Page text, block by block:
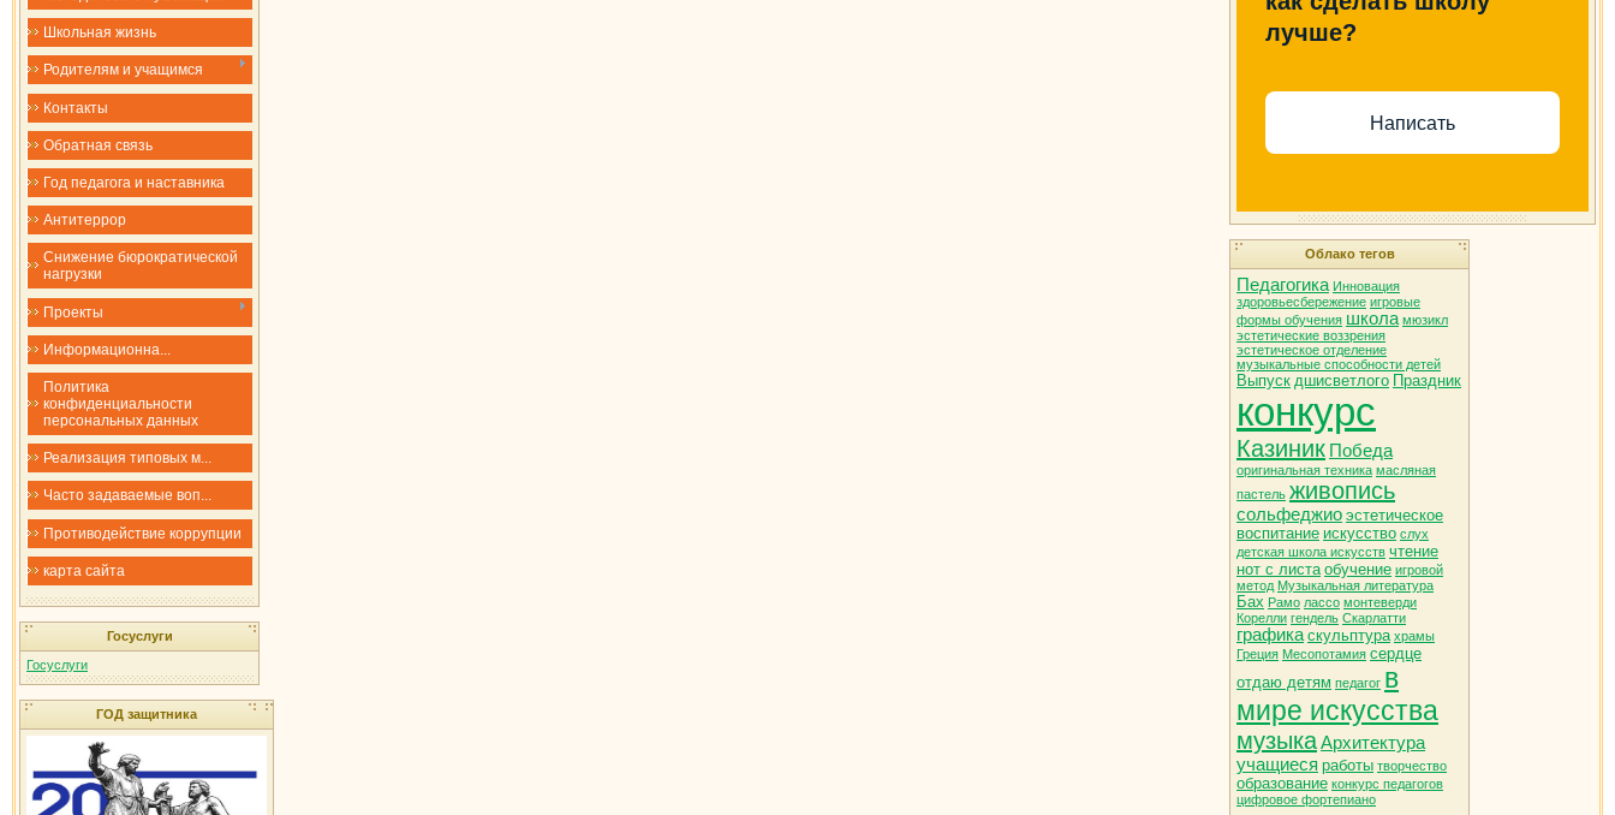
Школьная жизнь
Родителям и учащимся
Контакты
Обратная связь
Год педагога и наставника
Антитеррор
Снижение бюрократической
нагрузки
Проекты
​​​​​​​Информационна...
Политика
конфиденциальности
персональных данных
Реализация типовых м...
Часто задаваемые воп...
Противодействие коррупции
карта сайта
Госуслуги
Госуслуги
ГОД защитника
лучше?
Написать
Облако тегов
Педагогика Инновация
здоровьесбережение игровые
формы обучения школа мюзикл
эстетические воззрения
эстетическое отделение
музыкальные способности детей
Выпуск дшисветлого Праздник
конкурс
Казиник Победа
оригинальная техника масляная
пастель живопись
сольфеджио эстетическое
воспитание искусство слух
детская школа искусств чтение
нот с листа обучение игровой
метод Музыкальная литература
Бах Рамо лассо монтеверди
Корелли гендель Скарлатти
графика скульптура храмы
Греция Месопотамия сердце
отдаю детям педагог в
мире искусства
музыкаАрхитектура
учащиеся работы творчество
образование конкурс педагогов
цифровое фортепиано